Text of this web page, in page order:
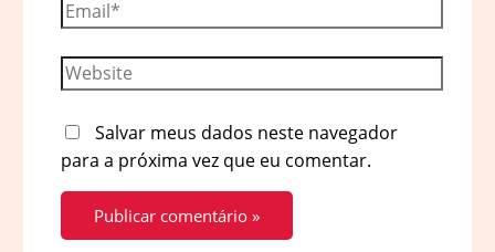
Email*
Website
Salvar meus dados neste navegador
para a próxima vez que eu comentar.